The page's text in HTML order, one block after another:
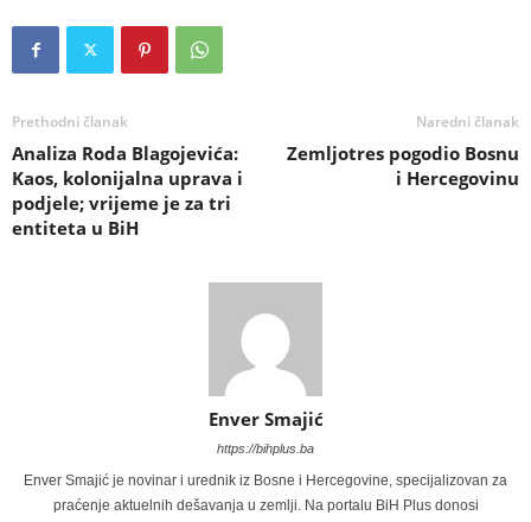
Prethodni članak
Analiza Roda Blagojevića:
Kaos, kolonijalna uprava i
podjele; vrijeme je za tri
entiteta u BiH
Naredni članak
Zemljotres pogodio Bosnu
i Hercegovinu
Enver Smajić
https://bihplus.ba
Enver Smajić je novinar i urednik iz Bosne i Hercegovine, specijalizovan za
praćenje aktuelnih dešavanja u zemlji. Na portalu BiH Plus donosi